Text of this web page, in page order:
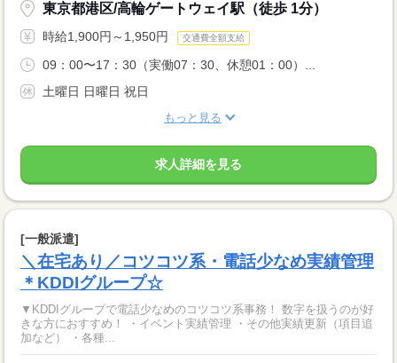
東京都港区/高輪ゲートウェイ駅（徒歩 1分）
時給1,900円～1,950円 交通費全額支給
09：00〜17：30（実働07：30、休憩01：00）...
土曜日 日曜日 祝日
もっと見る
求人詳細を見る
[一般派遣]
＼在宅あり／コツコツ系・電話少なめ実績管理
＊KDDIグループ☆
▼KDDIグループで電話少なめのコツコツ系事務！ 数字を扱うのが好
きな方におすすめ！ ・イベント実績管理 ・その他実績更新（項目追
加など） ・各種...